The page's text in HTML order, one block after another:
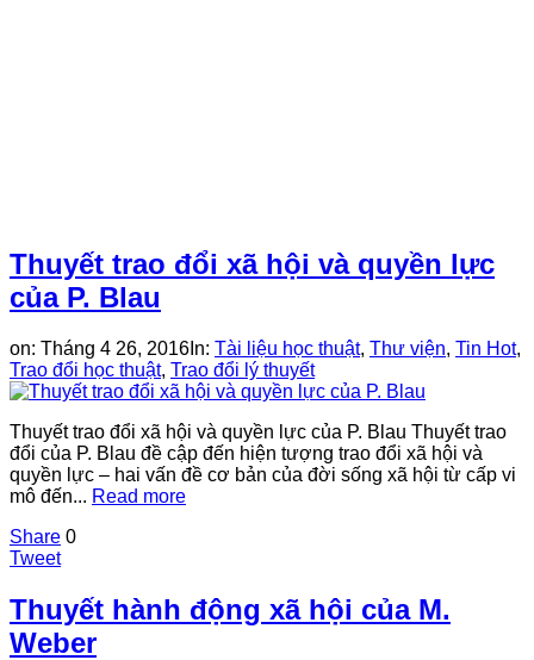
Thuyết trao đổi xã hội và quyền lực
của P. Blau
on: Tháng 4 26, 2016 In: Tài liệu học thuật, Thư viện, Tin Hot,
Trao đổi học thuật, Trao đổi lý thuyết
Thuyết trao đổi xã hội và quyền lực của P. Blau Thuyết trao
đổi của P. Blau đề cập đến hiện tượng trao đổi xã hội và
quyền lực – hai vấn đề cơ bản của đời sống xã hội từ cấp vi
mô đến... Read more
Share 0
Tweet
Thuyết hành động xã hội của M.
Weber